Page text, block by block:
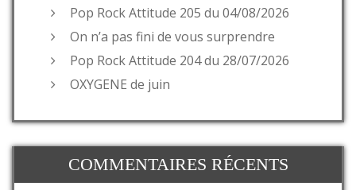
Pop Rock Attitude 205 du 04/08/2026
On n’a pas fini de vous surprendre
Pop Rock Attitude 204 du 28/07/2026
OXYGENE de juin
COMMENTAIRES RÉCENTS